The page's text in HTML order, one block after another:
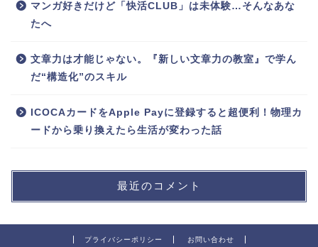
マンガ好きだけど「快活CLUB」は未体験…そんなあな
たへ
文章力は才能じゃない。『新しい文章力の教室』で学ん
だ“構造化”のスキル
ICOCAカードをApple Payに登録すると超便利！物理カ
ードから乗り換えたら生活が変わった話
最近のコメント
プライバシーポリシー お問い合わせ